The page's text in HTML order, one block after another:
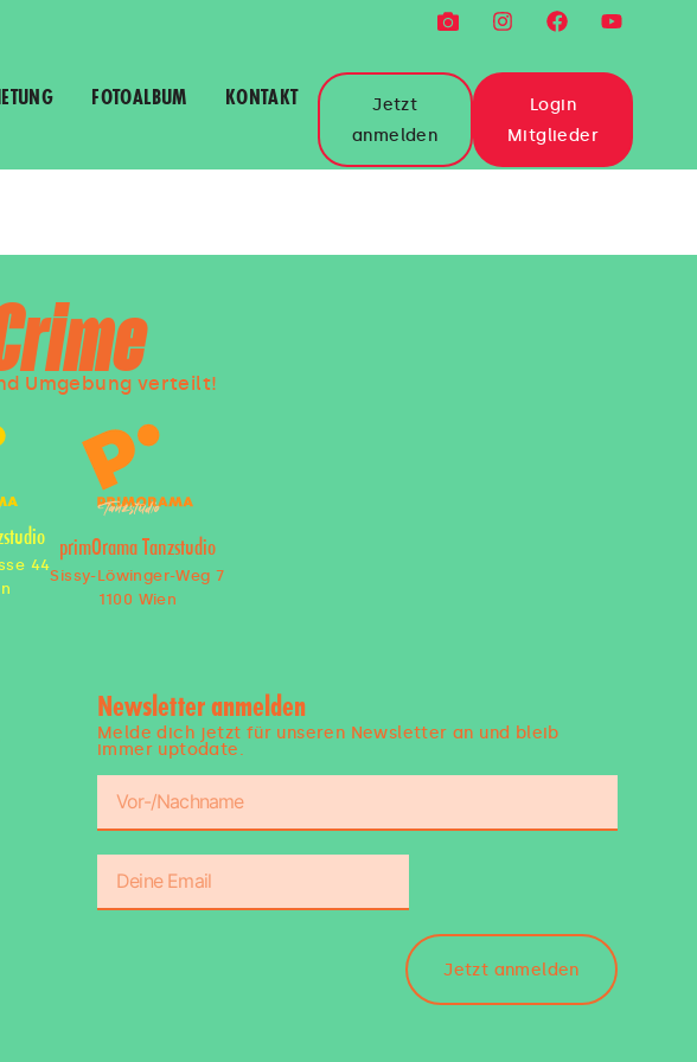
FOTOALBUM KONTAKT
Jetzt
anmelden
Login
Mitglieder
Umgebung verteilt!
44
primOrama Tanzstudio
Sissy-Löwinger-Weg 7
1100 Wien
Newsletter anmelden
Melde dich jetzt für unseren Newsletter an und bleib
immer uptodate.
Jetzt anmelden